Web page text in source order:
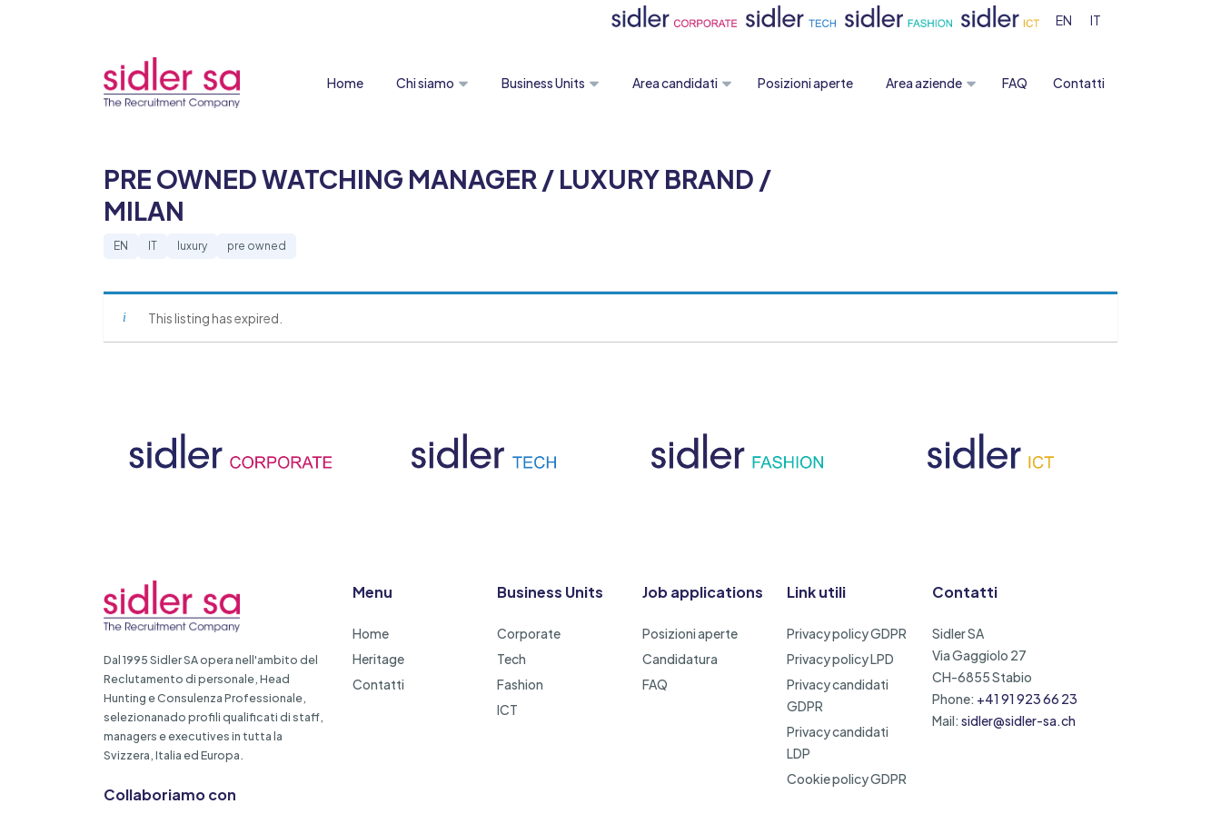
EN IT
Home Chi siamo Business Units Area candidati Posizioni aperte Area aziende FAQ Contatti
PRE OWNED WATCHING MANAGER / LUXURY BRAND /
MILAN
EN IT luxury pre owned
This listing has expired.
Dal 1995 Sidler SA opera nell'ambito del
Reclutamento di personale, Head
Hunting e Consulenza Professionale,
selezionanado profili qualificati di staff,
managers e executives in tutta la
Svizzera, Italia ed Europa.
Collaboriamo con
Menu
Home
Heritage
Contatti
Business Units
Corporate
Tech
Fashion
ICT
Job applications
Posizioni aperte
Candidatura
FAQ
Link utili
Privacy policy GDPR
Privacy policy LPD
Privacy candidati
GDPR
Privacy candidati
LDP
Cookie policy GDPR
Contatti
Sidler SA
Via Gaggiolo 27
CH-6855 Stabio
Phone: +41 91 923 66 23
Mail: sidler@sidler-sa.ch